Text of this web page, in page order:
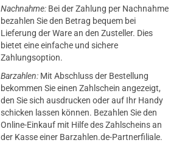
Nachnahme: Bei der Zahlung per Nachnahme
bezahlen Sie den Betrag bequem bei
Lieferung der Ware an den Zusteller. Dies
bietet eine einfache und sichere
Zahlungsoption.
Barzahlen: Mit Abschluss der Bestellung
bekommen Sie einen Zahlschein angezeigt,
den Sie sich ausdrucken oder auf Ihr Handy
schicken lassen können. Bezahlen Sie den
Online-Einkauf mit Hilfe des Zahlscheins an
der Kasse einer Barzahlen.de-Partnerfiliale.